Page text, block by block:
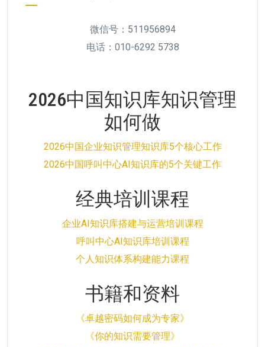
微信号：511956894
电话：010-6292 5738
2026中国知识库知识管理
如何做
2026中国企业知识管理知识库5个核心工作
2026中国呼叫中心AI知识库的5个关键工作
经典培训课程
企业AI知识库搭建与运营培训课程
呼叫中心AI知识库培训课程
个人知识体系构建能力课程
书籍和资料
《卓越密码如何成为专家》
《你的知识需要管理》